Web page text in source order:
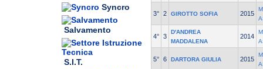
Syncro
Salvamento
S.I.T.
3° 2 GIROTTO SOFIA 2015
4° 3
D'ANDREA
MADDALENA
2014
5° 6 DARTORA GIULIA 2015